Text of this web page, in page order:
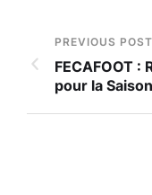
PREVIOUS POST
FECAFOOT
pour la